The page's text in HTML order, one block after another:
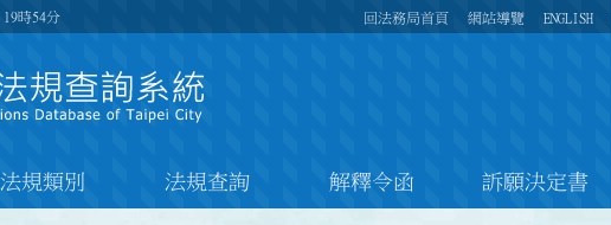
19時54分 回法務局首頁 網站導覽 ENGLISH
法規類別 法規查詢 解釋令函 訴願決定書